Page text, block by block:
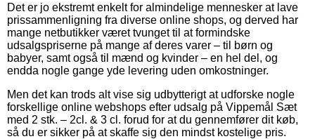
Det er jo ekstremt enkelt for almindelige mennesker at lave
prissammenligning fra diverse online shops, og derved har
mange netbutikker været tvunget til at formindske
udsalgspriserne på mange af deres varer – til børn og
babyer, samt også til mænd og kvinder – en hel del, og
endda nogle gange yde levering uden omkostninger.
Men det kan trods alt vise sig udbytterigt at udforske nogle
forskellige online webshops efter udsalg på Vippemål Sæt
med 2 stk. – 2cl. & 3 cl. forud for at du gennemfører dit køb,
så du er sikker på at skaffe sig den mindst kostelige pris.